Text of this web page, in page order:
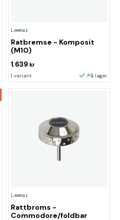
Lewmar
Ratbremse - Komposit
(M10)
1.639 kr
1 variant På lager
Lewmar
Rattbroms -
Commodore/foldbar